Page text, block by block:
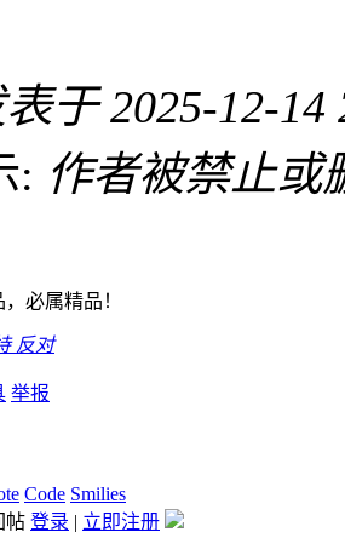
于 2025-12-14
: 作者被禁止或
必属精品！
反对
举报
Code Smilies
帖 登录 | 立即注册